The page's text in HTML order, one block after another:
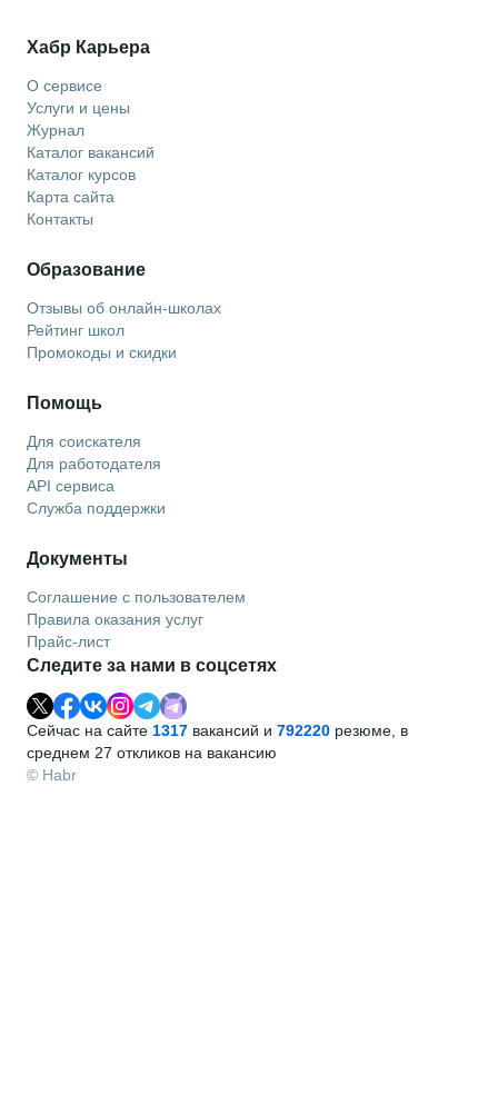
Хабр Карьера
О сервисе
Услуги и цены
Журнал
Каталог вакансий
Каталог курсов
Карта сайта
Контакты
Образование
Отзывы об онлайн-школах
Рейтинг школ
Промокоды и скидки
Помощь
Для соискателя
Для работодателя
API сервиса
Служба поддержки
Документы
Соглашение с пользователем
Правила оказания услуг
Прайс-лист
Следите за нами в соцсетях
Сейчас на сайте 1317 вакансий и 792220 резюме, в
среднем 27 откликов на вакансию
© Habr